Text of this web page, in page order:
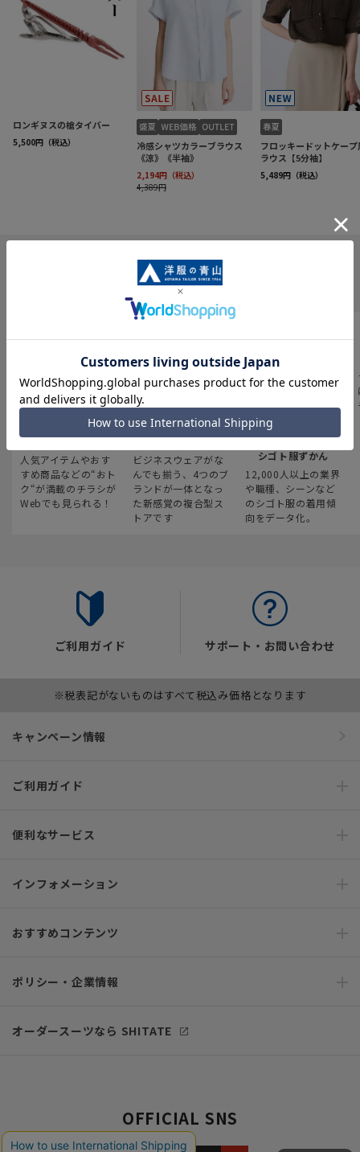
INFORMATION
最新のお買い得情報
人気アイテムやおす
すめ商品などの“おト
ク“が満載のチラシが
Webでも見られる！
スーツスクエア
ビジネスウェアがな
んでも揃う、4つのブ
ランドが一体となっ
た新感覚の複合型ス
トアです
みんなの
シゴト服ずかん
12,000人以上の業界
や職種、シーンなど
のシゴト服の着用傾
向をデータ化。
ご利用ガイド サポート・お問い合わせ
※税表記がないものはすべて税込み価格となります
キャンペーン情報
ご利用ガイド
便利なサービス
インフォメーション
おすすめコンテンツ
ポリシー・企業情報
オーダースーツなら SHITATE
OFFICIAL SNS